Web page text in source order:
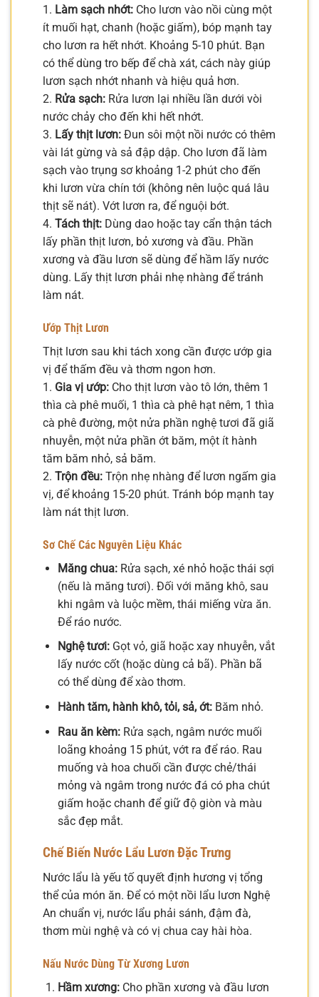
1. Làm sạch nhớt: Cho lươn vào nồi cùng một
ít muối hạt, chanh (hoặc giấm), bóp mạnh tay
cho lươn ra hết nhớt. Khoảng 5-10 phút. Bạn
có thể dùng tro bếp để chà xát, cách này giúp
lươn sạch nhớt nhanh và hiệu quả hơn.
2. Rửa sạch: Rửa lươn lại nhiều lần dưới vòi
nước chảy cho đến khi hết nhớt.
3. Lấy thịt lươn: Đun sôi một nồi nước có thêm
vài lát gừng và sả đập dập. Cho lươn đã làm
sạch vào trụng sơ khoảng 1-2 phút cho đến
khi lươn vừa chín tới (không nên luộc quá lâu
thịt sẽ nát). Vớt lươn ra, để nguội bớt.
4. Tách thịt: Dùng dao hoặc tay cẩn thận tách
lấy phần thịt lươn, bỏ xương và đầu. Phần
xương và đầu lươn sẽ dùng để hầm lấy nước
dùng. Lấy thịt lươn phải nhẹ nhàng để tránh
làm nát.
Ướp Thịt Lươn
Thịt lươn sau khi tách xong cần được ướp gia
vị để thấm đều và thơm ngon hơn.
1. Gia vị ướp: Cho thịt lươn vào tô lớn, thêm 1
thìa cà phê muối, 1 thìa cà phê hạt nêm, 1 thìa
cà phê đường, một nửa phần nghệ tươi đã giã
nhuyễn, một nửa phần ớt băm, một ít hành
tăm băm nhỏ, sả băm.
2. Trộn đều: Trộn nhẹ nhàng để lươn ngấm gia
vị, để khoảng 15-20 phút. Tránh bóp mạnh tay
làm nát thịt lươn.
Sơ Chế Các Nguyên Liệu Khác
Măng chua:Rửa sạch, xé nhỏ hoặc thái sợi
(nếu là măng tươi). Đối với măng khô, sau
khi ngâm và luộc mềm, thái miếng vừa ăn.
Để ráo nước.
Nghệ tươi:Gọt vỏ, giã hoặc xay nhuyễn, vắt
lấy nước cốt (hoặc dùng cả bã). Phần bã
có thể dùng để xào thơm.
Hành tăm, hành khô, tỏi, sả, ớt:Băm nhỏ.
Rau ăn kèm:Rửa sạch, ngâm nước muối
loãng khoảng 15 phút, vớt ra để ráo. Rau
muống và hoa chuối cần được chẻ/thái
mỏng và ngâm trong nước đá có pha chút
giấm hoặc chanh để giữ độ giòn và màu
sắc đẹp mắt.
Chế Biến Nước Lẩu Lươn Đặc Trưng
Nước lẩu là yếu tố quyết định hương vị tổng
thể của món ăn. Để có một nồi lẩu lươn Nghệ
An chuẩn vị, nước lẩu phải sánh, đậm đà,
thơm mùi nghệ và có vị chua cay hài hòa.
Nấu Nước Dùng Từ Xương Lươn
Hầm xương:Cho phần xương và đầu lươn